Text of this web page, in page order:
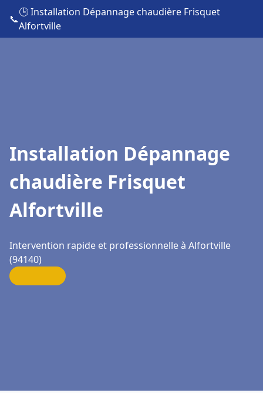
📞
🕒 Installation Dépannage chaudière Frisquet
Alfortville
Installation Dépannage
chaudière Frisquet
Alfortville
Intervention rapide et professionnelle à Alfortville
(94140)